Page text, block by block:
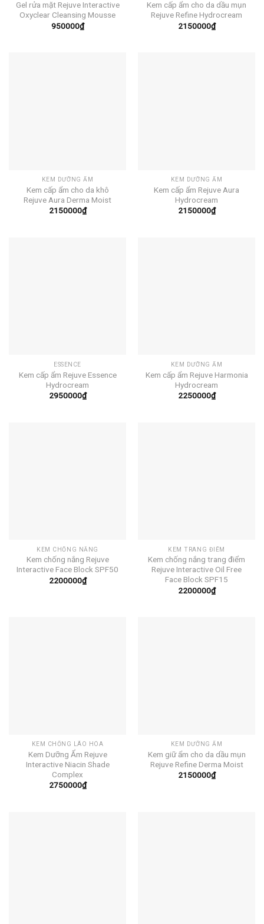
Gel rửa mặt Rejuve Interactive
Oxyclear Cleansing Mousse
950000₫
Kem cấp ẩm cho da dầu mụn
Rejuve Refine Hydrocream
2150000₫
KEM DƯỠNG ẨM
Kem cấp ẩm cho da khô
Rejuve Aura Derma Moist
2150000₫
KEM DƯỠNG ẨM
Kem cấp ẩm Rejuve Aura
Hydrocream
2150000₫
ESSENCE
Kem cấp ẩm Rejuve Essence
Hydrocream
2950000₫
KEM DƯỠNG ẨM
Kem cấp ẩm Rejuve Harmonia
Hydrocream
2250000₫
KEM CHỐNG NẮNG
Kem chống nắng Rejuve
Interactive Face Block SPF50
2200000₫
KEM TRANG ĐIỂM
Kem chống nắng trang điểm
Rejuve Interactive Oil Free
Face Block SPF15
2200000₫
KEM CHỐNG LÃO HÓA
Kem Dưỡng Ẩm Rejuve
Interactive Niacin Shade
Complex
2750000₫
KEM DƯỠNG ẨM
Kem giữ ẩm cho da dầu mụn
Rejuve Refine Derma Moist
2150000₫